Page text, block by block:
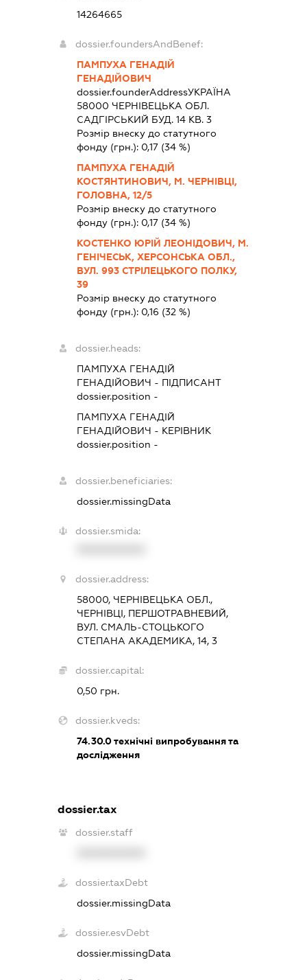
14264665
dossier.foundersAndBenef:
ПАМПУХА ГЕНАДІЙ
ГЕНАДІЙОВИЧ
dossier.founderAddressУКРАЇНА
58000 ЧЕРНIВЕЦЬКА ОБЛ.
САДГІРСЬКИЙ БУД. 14 КВ. 3
Розмір внеску до статутного
фонду (грн.): 0,17(34 %)
ПАМПУХА ГЕНАДІЙ
КОСТЯНТИНОВИЧ, М. ЧЕРНІВЦІ,
ГОЛОВНА, 12/5
Розмір внеску до статутного
фонду (грн.): 0,17(34 %)
КОСТЕНКО ЮРІЙ ЛЕОНІДОВИЧ, М.
ГЕНІЧЕСЬК, ХЕРСОНСЬКА ОБЛ.,
ВУЛ. 993 СТРІЛЕЦЬКОГО ПОЛКУ,
39
Розмір внеску до статутного
фонду (грн.): 0,16 (32 %)
dossier.heads:
ПАМПУХА ГЕНАДІЙ
ГЕНАДІЙОВИЧ - ПІДПИСАНТ
dossier.position -
ПАМПУХА ГЕНАДІЙ
ГЕНАДІЙОВИЧ - КЕРІВНИК
dossier.position -
dossier.beneficiaries:
dossier.missingData
dossier.smida:
dossier.address:
58000, ЧЕРНІВЕЦЬКА ОБЛ.,
ЧЕРНІВЦІ, ПЕРШОТРАВНЕВИЙ,
ВУЛ. СМАЛЬ-СТОЦЬКОГО
СТЕПАНА АКАДЕМИКА, 14, 3
dossier.capital:
0,50 грн.
dossier.kveds:
74.30.0технічні випробування та
дослідження
dossier.tax
dossier.staff
dossier.taxDebt
dossier.missingData
dossier.esvDebt
dossier.missingData